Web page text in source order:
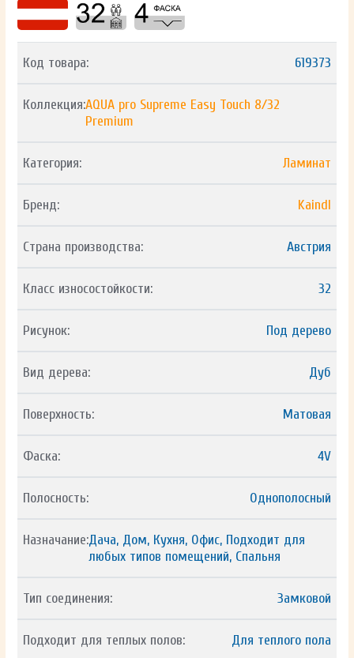
Код товара: 619373
Коллекция:AQUA pro Supreme Easy Touch 8/32
Premium
Категория: Ламинат
Бренд: Kaindl
Страна производства: Австрия
Класс износостойкости: 32
Рисунок: Под дерево
Вид дерева: Дуб
Поверхность: Матовая
Фаска: 4V
Полосность: Однополосный
Назначание:Дача, Дом, Кухня, Офис, Подходит для
любых типов помещений, Спальня
Тип соединения: Замковой
Подходит для теплых полов: Для теплого пола